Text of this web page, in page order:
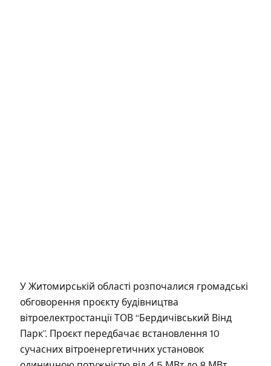
У Житомирській області розпочалися громадські
обговорення проєкту будівництва
вітроелектростанції ТОВ “Бердичівський Вінд
Парк”. Проєкт передбачає встановлення 10
сучасних вітроенергетичних установок